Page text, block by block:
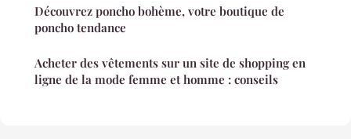
Découvrez poncho bohème, votre boutique de
poncho tendance
Acheter des vêtements sur un site de shopping en
ligne de la mode femme et homme : conseils